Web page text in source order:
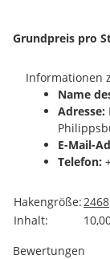
Grundpreis pro
Informationen
Name
Adresse:
E-Mail-
Telefon:
Wert
Hakengröße:2468
Inhalt:
Bewertungen